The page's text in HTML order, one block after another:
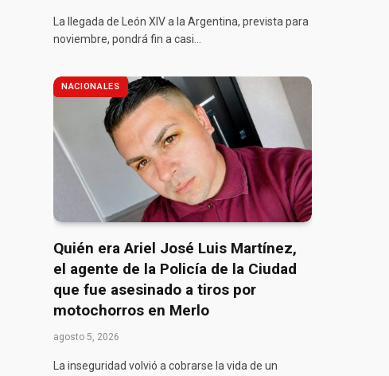
La llegada de León XIV a la Argentina, prevista para
noviembre, pondrá fin a casi…
NACIONALES
Quién era Ariel José Luis Martínez,
el agente de la Policía de la Ciudad
que fue asesinado a tiros por
motochorros en Merlo
agosto 5, 2026
La inseguridad volvió a cobrarse la vida de un